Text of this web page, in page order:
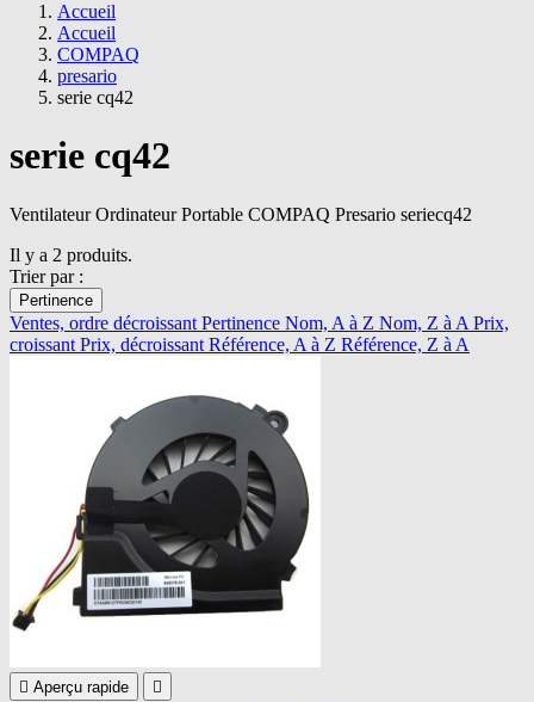
Accueil
Accueil
COMPAQ
presario
serie cq42
serie cq42
Ventilateur Ordinateur Portable COMPAQ Presario seriecq42
Il y a 2 produits.
Trier par :
Pertinence
Ventes, ordre décroissant Pertinence Nom, A à Z Nom, Z à A Prix,
croissant Prix, décroissant Référence, A à Z Référence, Z à A
 Aperçu rapide 